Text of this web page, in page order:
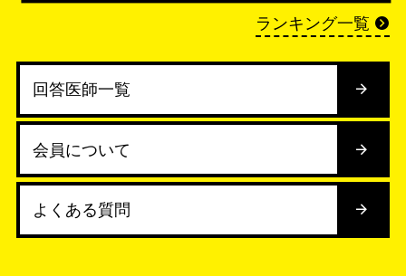
ランキング一覧
回答医師一覧
会員について
よくある質問